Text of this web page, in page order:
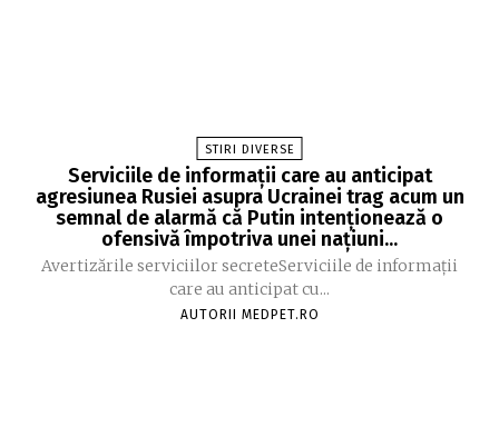
STIRI DIVERSE
Serviciile de informații care au anticipat
agresiunea Rusiei asupra Ucrainei trag acum un
semnal de alarmă că Putin intenționează o
ofensivă împotriva unei națiuni...
Avertizările serviciilor secreteServiciile de informații
care au anticipat cu...
AUTORII MEDPET.RO